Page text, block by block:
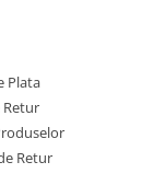
Plata
Retur
Retur